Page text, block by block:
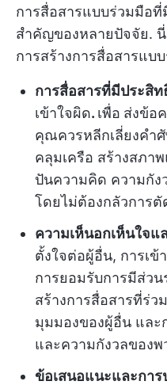
การสื่อสารแบบร่วมมือ
สำคัญของหลายปัจจัย.
การสร้างการสื่อสารแ
การสื่อสารที่มีประสิ
เข้าใจผิด. เพื่อ ส่งข้อ
คุณควรหลีกเลี่ยงคำ
คลุมเครือ สร้างสภา
ปันความคิด ความกัง
โดยไม่ต้องกลัวการ
ความเห็นอกเห็นใจแ
ตั้งใจต่อผู้อื่น, การเข้
การยอมรับการมีส่ว
สร้างการสื่อสารที่ร่
มุมมองของผู้อื่น และ
และความกังวลของ
ข้อเสนอแนะและการ